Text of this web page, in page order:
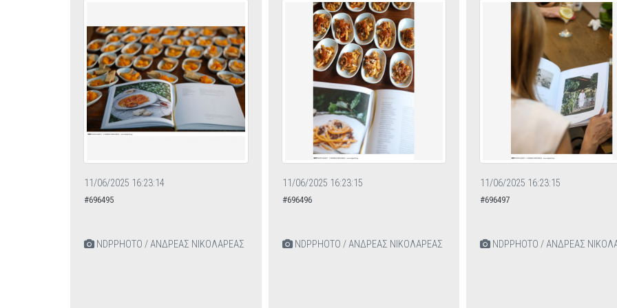
11/06/2025 16:23:14
#696495
NDPPHOTO / ΑΝΔΡΕΑΣ ΝΙΚΟΛΑΡΕΑΣ
11/06/2025 16:23:15
#696496
NDPPHOTO / ΑΝΔΡΕΑΣ ΝΙΚΟΛΑΡΕΑΣ
11/06/2025 16:23:15
#696497
NDPPHOTO / ΑΝΔΡΕΑΣ